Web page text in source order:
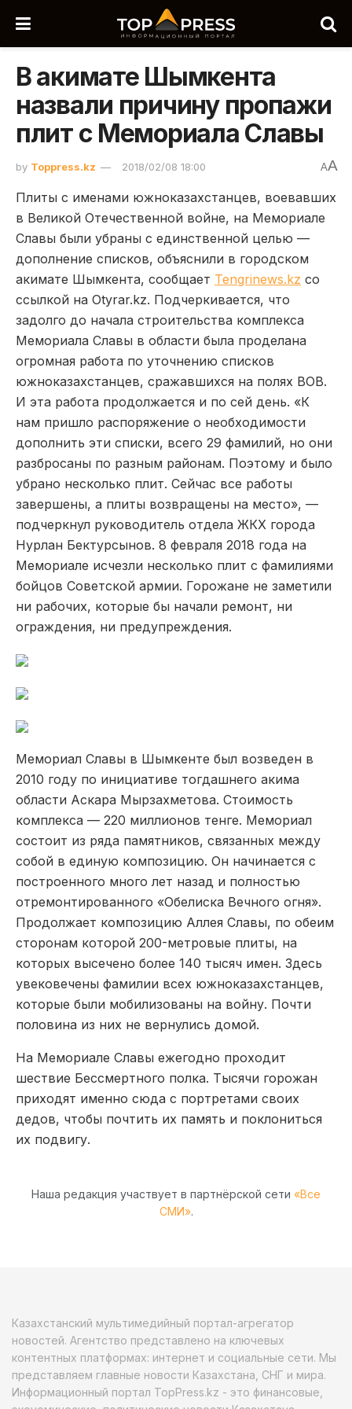
В акимате Шымкента
назвали причину пропажи
плит с Мемориала Славы
by Toppress.kz 2018/02/08 18:00 AA
Плиты с именами южноказахстанцев, воевавших
в Великой Отечественной войне, на Мемориале
Славы были убраны с единственной целью —
дополнение списков, объяснили в городском
акимате Шымкента, сообщает Tengrinews.kz со
ссылкой на Otyrar.kz. Подчеркивается, что
задолго до начала строительства комплекса
Мемориала Славы в области была проделана
огромная работа по уточнению списков
южноказахстанцев, сражавшихся на полях ВОВ.
И эта работа продолжается и по сей день. «К
нам пришло распоряжение о необходимости
дополнить эти списки, всего 29 фамилий, но они
разбросаны по разным районам. Поэтому и было
убрано несколько плит. Сейчас все работы
завершены, а плиты возвращены на место», —
подчеркнул руководитель отдела ЖКХ города
Нурлан Бектурсынов. 8 февраля 2018 года на
Мемориале исчезли несколько плит с фамилиями
бойцов Советской армии. Горожане не заметили
ни рабочих, которые бы начали ремонт, ни
ограждения, ни предупреждения.
Мемориал Славы в Шымкенте был возведен в
2010 году по инициативе тогдашнего акима
области Аскара Мырзахметова. Стоимость
комплекса — 220 миллионов тенге. Мемориал
состоит из ряда памятников, связанных между
собой в единую композицию. Он начинается с
построенного много лет назад и полностью
отремонтированного «Обелиска Вечного огня».
Продолжает композицию Аллея Славы, по обеим
сторонам которой 200-метровые плиты, на
которых высечено более 140 тысяч имен. Здесь
увековечены фамилии всех южноказахстанцев,
которые были мобилизованы на войну. Почти
половина из них не вернулись домой.
На Мемориале Славы ежегодно проходит
шествие Бессмертного полка. Тысячи горожан
приходят именно сюда с портретами своих
дедов, чтобы почтить их память и поклониться
их подвигу.
Наша редакция участвует в партнёрской сети «Все
СМИ».
Казахстанский мультимедийный портал-агрегатор
новостей. Агентство представлено на ключевых
контентных платформах: интернет и социальные сети. Мы
представляем главные новости Казахстана, СНГ и мира.
Информационный портал TopPress.kz - это финансовые,